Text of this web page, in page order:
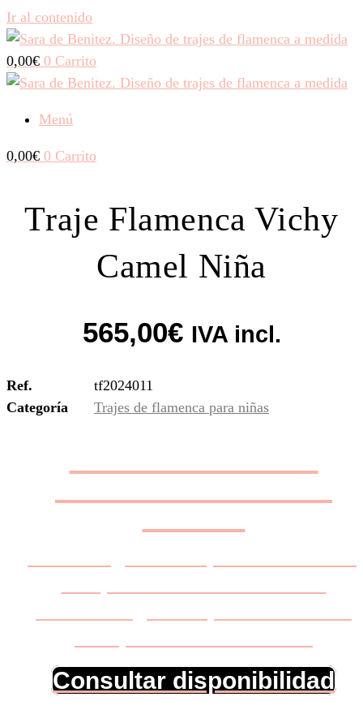
Ir al contenido
0,00€ 0 Carrito
Menú
0,00€ 0 Carrito
Traje Flamenca Vichy
Camel Niña
565,00€ IVA incl.
Ref.
tf2024011
Categoría
Trajes de flamenca para niñas
Consultar disponibilidad